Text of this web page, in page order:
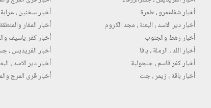
أخبار شفاعمرو ، طمرة
أخبار دير الاسد ، البعنة ، مجد الكروم
أخبار رهط والجنوب
أخبار اللد ، الرملة ، يافا
أخبار كفر قاسم ، جلجولية
أخبار باقة ، زيمر ، جت
أخبار سخنين ، عرابة
أخبار المغار والمنطقة
أخبار كفر ياسيف
أخبار الفريديس ،
أخبار دير الاسد ،
أخبار قرى المرج